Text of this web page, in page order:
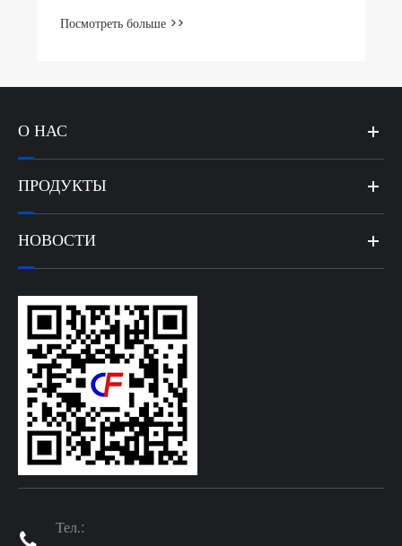
Посмотреть больше >>
О НАС
ПРОДУКТЫ
НОВОСТИ

Тел.: